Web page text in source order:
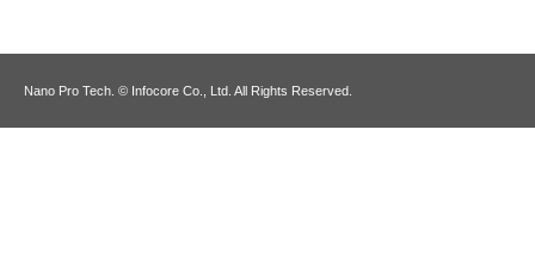
Nano Pro Tech. © Infocore Co., Ltd. All Rights Reserved.